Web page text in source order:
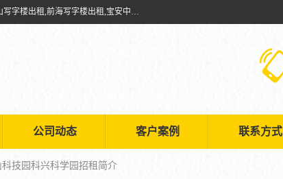
深圳鑫企通投资发展有限公司提供福田写字楼出租,福田中心区写字楼出租,后海写字楼出租,科技园写字楼出租,南山写字楼出租,前海写字楼出租,宝安中心写字楼出租,车公庙写字楼出租,深圳写字楼出租，欢迎有需要的朋友前来咨询。
公司动态 客户案例 联系方式
技园科兴科学园招租简介